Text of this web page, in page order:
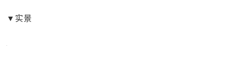
▼实景